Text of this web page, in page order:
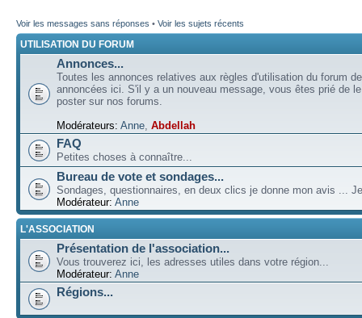
Voir les messages sans réponses • Voir les sujets récents
UTILISATION DU FORUM
Annonces...
Toutes les annonces relatives aux règles d'utilisation du forum
annoncées ici. S'il y a un nouveau message, vous êtes prié de
poster sur nos forums.
Modérateurs: Anne, Abdellah
FAQ
Petites choses à connaître...
Bureau de vote et sondages...
Sondages, questionnaires, en deux clics je donne mon avis ...
Modérateur: Anne
L'ASSOCIATION
Présentation de l'association...
Vous trouverez ici, les adresses utiles dans votre région...
Modérateur: Anne
Régions...